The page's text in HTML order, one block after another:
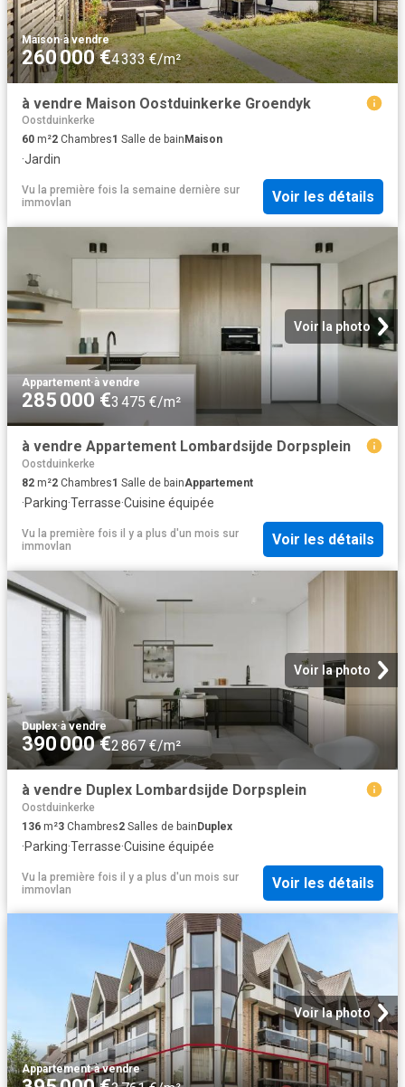
Maison·à vendre
260 000 €4 333 €/m²
à vendre Maison Oostduinkerke Groendyk
Oostduinkerke
60 m²2 Chambres1 Salle de bain Maison
·Jardin
Vu la première fois la semaine dernière sur
immovlan
Voir les détails
Voir la photo
Appartement·à vendre
285 000 €3 475 €/m²
à vendre Appartement Lombardsijde Dorpsplein
Oostduinkerke
82 m²2 Chambres1 Salle de bainAppartement
·Parking·Terrasse·Cuisine équipée
Vu la première fois il y a plus d'un mois sur
immovlan
Voir les détails
Voir la photo
Duplex·à vendre
390 000 €2 867 €/m²
à vendre Duplex Lombardsijde Dorpsplein
Oostduinkerke
136 m²3 Chambres2 Salles de bainDuplex
·Parking·Terrasse·Cuisine équipée
Vu la première fois il y a plus d'un mois sur
immovlan
Voir les détails
Voir la photo
Appartement·à vendre